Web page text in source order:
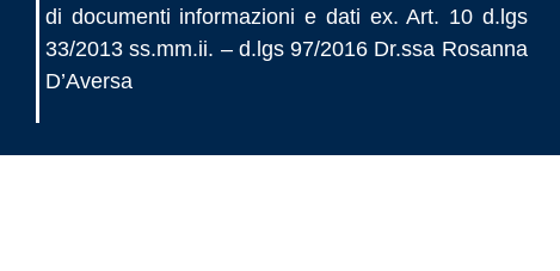
di documenti informazioni e dati ex. Art. 10 d.lgs
33/2013 ss.mm.ii. – d.lgs 97/2016 Dr.ssa Rosanna
D’Aversa